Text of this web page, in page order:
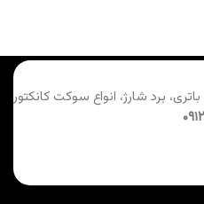
برد شارژ، انواع سوکت کانکتور